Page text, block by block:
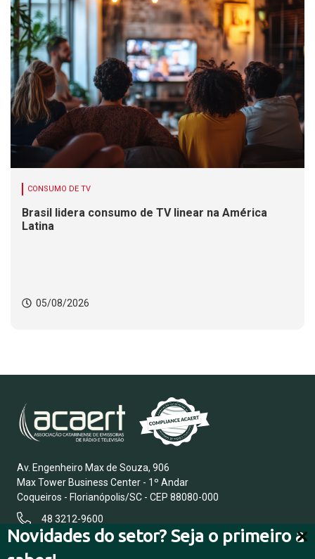
Novidades do setor? Seja o primeiro a
CONSUMO DE TV
Brasil lidera consumo de TV linear na América
Latina
05/08/2026
Av. Engenheiro Max de Souza, 906
Max Tower Business Center - 1º Andar
Coqueiros - Florianópolis/SC - CEP 88080-000
48 3212-9600